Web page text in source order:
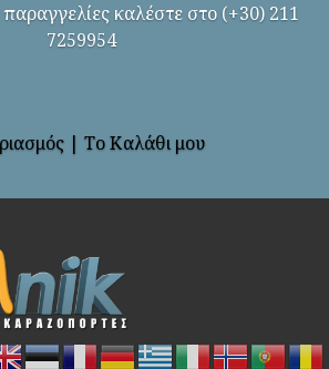
καλέστε στο (+30) 211
7259954
| Το Καλάθι μου